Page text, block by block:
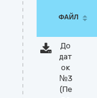
ФАЙЛ
До
дат
ок
№3
(Пе